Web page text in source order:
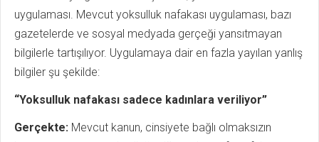
uygulaması. Mevcut yoksulluk nafakası uygulaması, bazı
gazetelerde ve sosyal medyada gerçeği yansıtmayan
bilgilerle tartışılıyor. Uygulamaya dair en fazla yayılan yanlış
bilgiler şu şekilde:
“Yoksulluk nafakası sadece kadınlara veriliyor”
Gerçekte: Mevcut kanun, cinsiyete bağlı olmaksızın